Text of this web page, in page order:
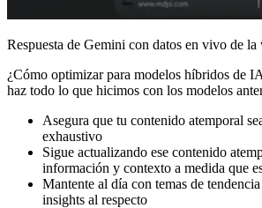
Respuesta de Gemini con datos en vivo de la
¿Cómo optimizar para modelos híbridos de
haz todo lo que hicimos con los modelos
Asegura que tu contenido atemporal
exhaustivo
Sigue actualizando ese contenido
información y contexto a medida que
Mantente al día con temas de
insights al respecto